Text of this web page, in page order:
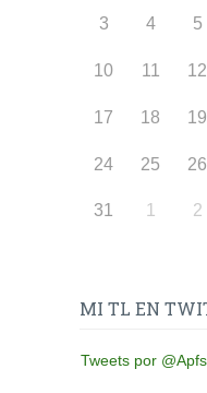
3 4 5
10 11 12
17 18 19
24 25 26
31 1 2
MI TL EN
Tweets por